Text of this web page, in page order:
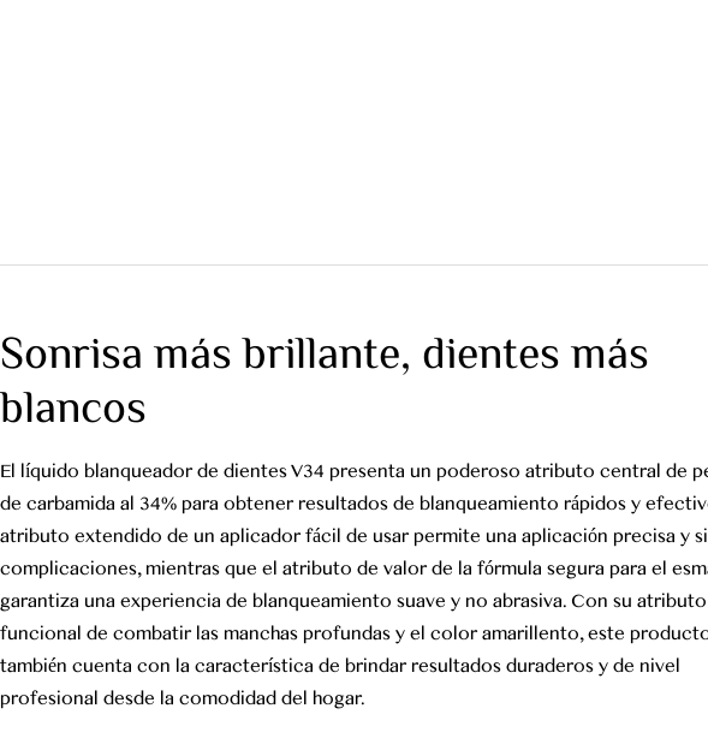
Sonrisa más brillante, dientes más
blancos
El líquido blanqueador de dientes V34 presenta un poderoso atributo central de
de carbamida al 34% para obtener resultados de blanqueamiento rápidos y
atributo extendido de un aplicador fácil de usar permite una aplicación precisa y
complicaciones, mientras que el atributo de valor de la fórmula segura para el
garantiza una experiencia de blanqueamiento suave y no abrasiva. Con su atributo
funcional de combatir las manchas profundas y el color amarillento, este
también cuenta con la característica de brindar resultados duraderos y de nivel
profesional desde la comodidad del hogar.